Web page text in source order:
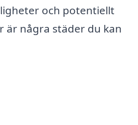
och potentiellt
är några städer du kan